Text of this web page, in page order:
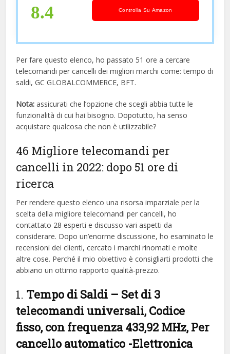
8.4 Controlla Su Amazon
Per fare questo elenco, ho passato 51 ore a cercare
telecomandi per cancelli dei migliori marchi come: tempo di
saldi, GC GLOBALCOMMERCE, BFT.
Nota: assicurati che l’opzione che scegli abbia tutte le
funzionalità di cui hai bisogno. Dopotutto, ha senso
acquistare qualcosa che non è utilizzabile?
46 Migliore telecomandi per
cancelli in 2022: dopo 51 ore di
ricerca
Per rendere questo elenco una risorsa imparziale per la
scelta della migliore telecomandi per cancelli, ​​ho
contattato 28 esperti e discusso vari aspetti da
considerare. Dopo un’enorme discussione, ho esaminato le
recensioni dei clienti, cercato i marchi rinomati e molte
altre cose. Perché il mio obiettivo è consigliarti prodotti che
abbiano un ottimo rapporto qualità-prezzo.
1. Tempo di Saldi – Set di 3
telecomandi universali, Codice
fisso, con frequenza 433,92 MHz, Per
cancello automatico -Elettronica